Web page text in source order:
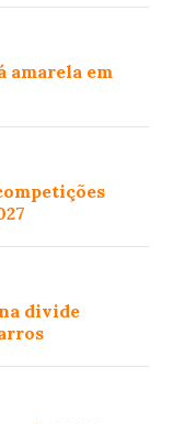
em
divide